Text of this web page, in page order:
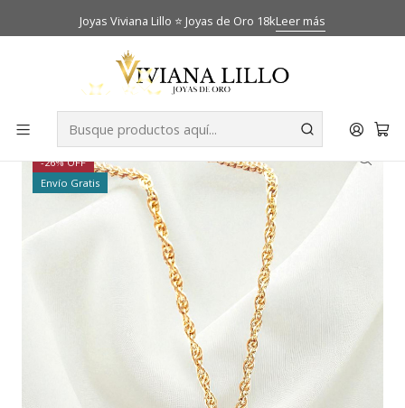
Joyas Viviana Lillo ⭐ Joyas de Oro 18kLeer más
Inicio
Cadena tourbillon 60 cm con disco 11 Oro 18k
-26% OFF
Envío Gratis